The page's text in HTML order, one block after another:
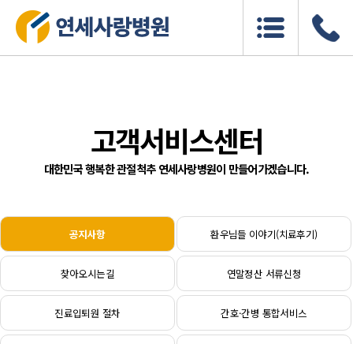
고객서비스센터
대한민국 행복한 관절척추 연세사랑병원이 만들어가겠습니다.
공지사항 환우님들 이야기(치료후기)
찾아오시는길 연말정산 서류신청
진료입퇴원 절차 간호·간병 통합서비스